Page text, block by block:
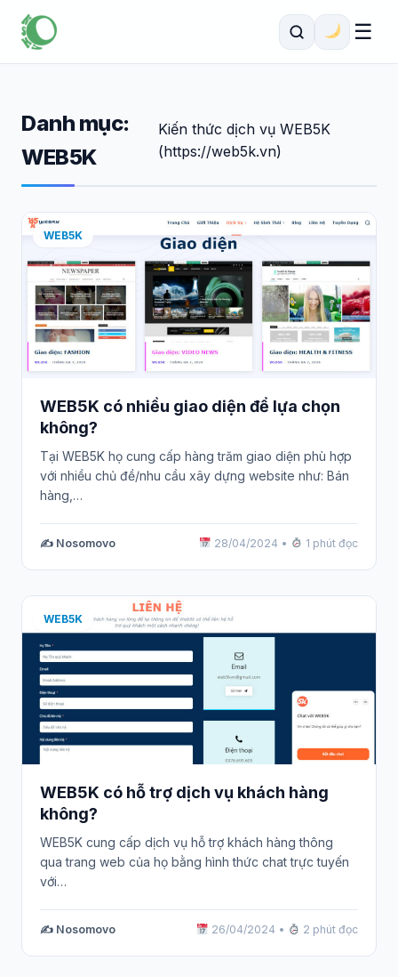
☰
Danh mục:
WEB5K
Kiến thức dịch vụ WEB5K
(https://web5k.vn)
WEB5K
WEB5K có nhiều giao diện để lựa chọn
không?
Tại WEB5K họ cung cấp hàng trăm giao diện phù hợp
với nhiều chủ đề/nhu cầu xây dựng website như: Bán
hàng,…
✍️ Nosomovo 28/04/2024 • 1 phút đọc
WEB5K
WEB5K có hỗ trợ dịch vụ khách hàng
không?
WEB5K cung cấp dịch vụ hỗ trợ khách hàng thông
qua trang web của họ bằng hình thức chat trực tuyến
với…
✍️ Nosomovo 26/04/2024 • 2 phút đọc